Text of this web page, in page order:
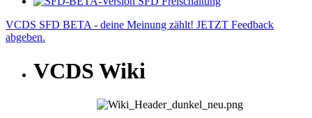
VCDS SFD BETA - deine Meinung zählt! JETZT Feedback
abgeben.
VCDS Wiki